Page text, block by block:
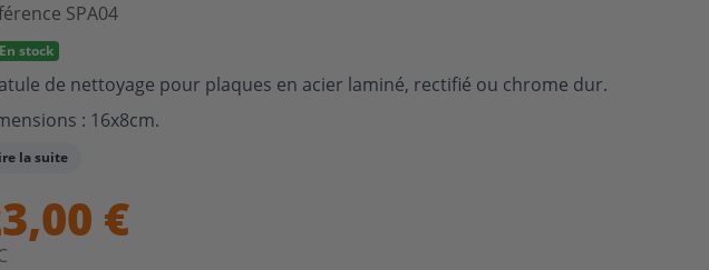
SPA04
stock
de nettoyage pour plaques en acier laminé, rectifié ou chrome dur.
: 16x8cm.
la suite
€